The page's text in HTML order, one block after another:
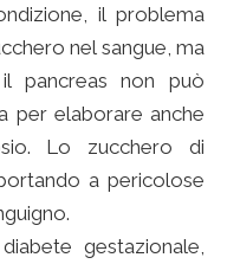
il problema
nel sangue, ma
pancreas non può
per elaborare anche
Lo zucchero di
a pericolose
gestazionale,